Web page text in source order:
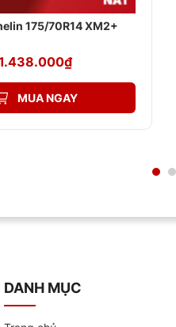
175/70R14 XM2+
₫
MUA NGAY
DANH MỤC